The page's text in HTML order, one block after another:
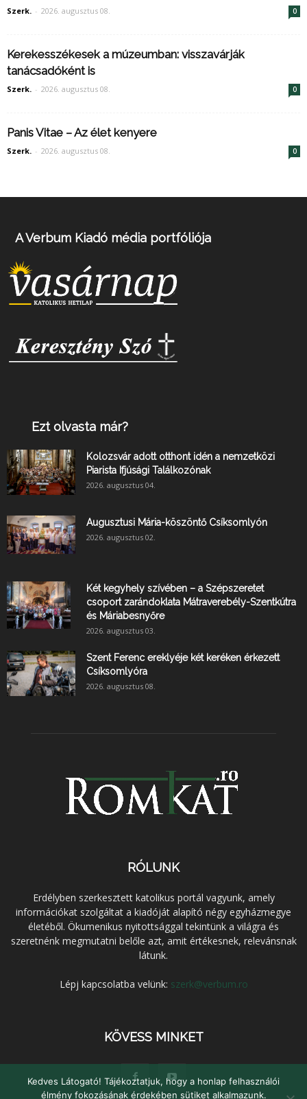
Szerk. - 2026. augusztus 08. 0
Kerekesszékesek a múzeumban: visszavárják
tanácsadóként is
Szerk. - 2026. augusztus 08. 0
Panis Vitae – Az élet kenyere
Szerk. - 2026. augusztus 08. 0
A Verbum Kiadó média portfóliója
Ezt olvasta már?
Kolozsvár adott otthont idén a nemzetközi
Piarista Ifjúsági Találkozónak
2026. augusztus 04.
Augusztusi Mária-köszöntő Csíksomlyón
2026. augusztus 02.
Két kegyhely szívében – a Szépszeretet
csoport zarándoklata Mátraverebély-Szentkútra
és Máriabesnyőre
2026. augusztus 03.
Szent Ferenc ereklyéje két keréken érkezett
Csíksomlyóra
2026. augusztus 08.
RÓLUNK
Erdélyben szerkesztett katolikus portál vagyunk, amely
információkat szolgáltat a kiadóját alapító négy egyházmegye
életéből. Ökumenikus nyitottsággal tekintünk a világra és
szeretnénk megmutatni belőle azt, amit értékesnek, relevánsnak
látunk.
Lépj kapcsolatba velünk: szerk@verbum.ro
KÖVESS MINKET
Kedves Látogató! Tájékoztatjuk, hogy a honlap felhasználói
élmény fokozásának érdekében sütiket alkalmazunk.